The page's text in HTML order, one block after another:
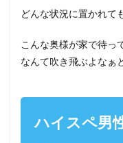
どんな状況に置かれて
こんな奥様が家で待っ
なんて吹き飛ぶよなぁ
ハイスペ男